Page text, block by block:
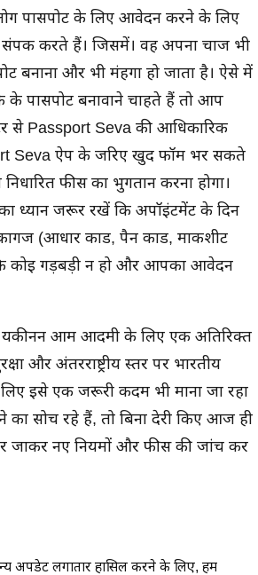
पासपोर्ट के लिए आवेदन करने के लिए
करते हैं। जिसमें। वह अपना चार्ज भी
बनाना और भी मंहगा हो जाता है। ऐसे में
पासपोर्ट बनावाने चाहते हैं तो आप
से Passport Seva की आधिकारिक
Seva ऐप के जरिए खुद फॉर्म भर सकते
फीस का भुगतान करना होगा।
ध्यान जरूर रखें कि अपॉइंटमेंट के दिन
(आधार कार्ड, पैन कार्ड, मार्कशीट
कोई गड़बड़ी न हो और आपका आवेदन
यकीनन आम आदमी के लिए एक अतिरिक्त
और अंतरराष्ट्रीय स्तर पर भारतीय
इसे एक जरूरी कदम भी माना जा रहा
सोच रहे हैं, तो बिना देरी किए आज ही
जाकर नए नियमों और फीस की जांच कर
अपडेट लगातार हासिल करने के लिए, हमें